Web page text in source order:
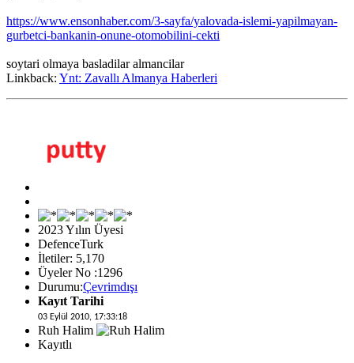
https://www.ensonhaber.com/3-sayfa/yalovada-islemi-yapilmayan-
gurbetci-bankanin-onune-otomobilini-cekti
soytari olmaya basladilar almancilar
Linkback: Ynt: Zavallı Almanya Haberleri
2023 Yılın Üyesi
DefenceTurk
İletiler: 5,170
Üyeler No :1296
Durumu:Çevrimdışı
Kayıt Tarihi
03 Eylül 2010, 17:33:18
Ruh Halim
Kayıtlı